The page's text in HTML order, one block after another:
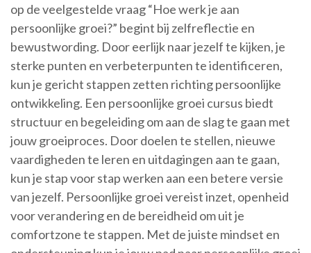
op de veelgestelde vraag “Hoe werk je aan
persoonlijke groei?” begint bij zelfreflectie en
bewustwording. Door eerlijk naar jezelf te kijken, je
sterke punten en verbeterpunten te identificeren,
kun je gericht stappen zetten richting persoonlijke
ontwikkeling. Een persoonlijke groei cursus biedt
structuur en begeleiding om aan de slag te gaan met
jouw groeiproces. Door doelen te stellen, nieuwe
vaardigheden te leren en uitdagingen aan te gaan,
kun je stap voor stap werken aan een betere versie
van jezelf. Persoonlijke groei vereist inzet, openheid
voor verandering en de bereidheid om uit je
comfortzone te stappen. Met de juiste mindset en